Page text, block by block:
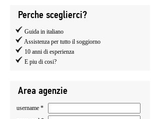
Perche sceglierci?
Guida in italiano
Assistenza per tutto il soggiorno
10 anni di esperienza
E piu di cosi?
Area agenzie
username *